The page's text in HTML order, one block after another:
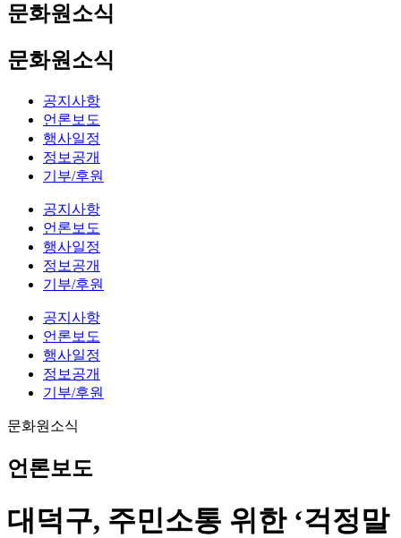
문화원소식
문화원소식
공지사항
언론보도
행사일정
정보공개
기부/후원
공지사항
언론보도
행사일정
정보공개
기부/후원
공지사항
언론보도
행사일정
정보공개
기부/후원
문화원소식
언론보도
대덕구, 주민소통 위한 ‘걱정말